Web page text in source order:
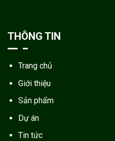
THÔNG TIN
Trang chủ
Giới thiệu
Sản phẩm
Dự án
Tin tức